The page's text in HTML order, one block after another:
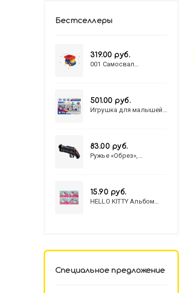
Бестселлеры
319.00 руб.
001 Самосвал
501.00 руб.
Игрушка для малышей
83.00 руб.
Ружье «Обрез»,
15.90 руб.
HELLO KITTY Альбом
Специальное предложение